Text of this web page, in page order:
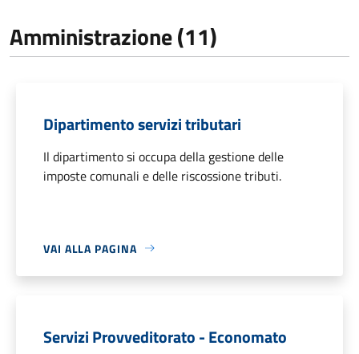
Amministrazione (11)
Dipartimento servizi tributari
Il dipartimento si occupa della gestione delle
imposte comunali e delle riscossione tributi.
VAI ALLA PAGINA
Servizi Provveditorato - Economato